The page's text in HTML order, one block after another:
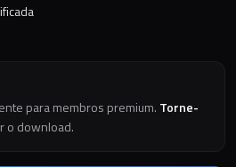
para membros premium. Torne-
o download.